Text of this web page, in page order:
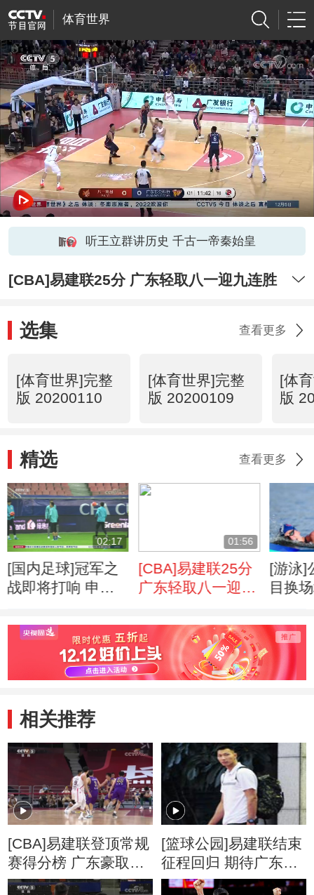
体育世界
听王立群讲历史 千古一帝秦始皇
[CBA]易建联25分 广东轻取八一迎九连胜
选集 查看更多
[体育世界]完整
版 20200110
[体育世界]完整
版 20200109
[体
版
精选 查看更多
02:17
[国内足球]冠军之
战即将打响 申花
01:56
[CBA]易建联25分
广东轻取八一迎九
[游泳]
目换
相关推荐
[CBA]易建联登顶常规
赛得分榜 广东豪取20
连胜
[篮球公园]易建联结束
征程回归 期待广东队
夺冠